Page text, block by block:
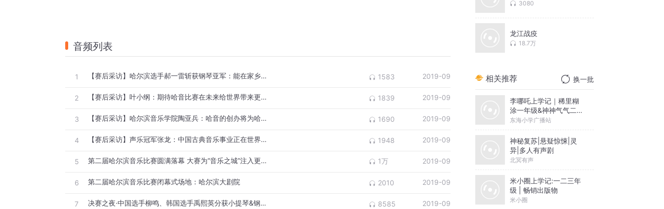
音频列表
1 【赛后采访】哈尔滨选手郝一雷斩获钢琴亚军：能在家乡参赛感到十分高兴 1583 2019-09
2 【赛后采访】叶小纲：期待哈音比赛在未来给世界带来更多的惊喜 1839 2019-09
3 【赛后采访】哈尔滨音乐学院陶亚兵：哈音的创办将为哈尔滨音乐之城的建设做出努力 1690 2019-09
4 【赛后采访】声乐冠军张龙：中国古典音乐事业正在世界范围内逐渐提升 1948 2019-09
5 第二届哈尔滨音乐比赛圆满落幕 大赛为“音乐之城”注入更强劲的“音乐基因” 1万 2019-09
6 第二届哈尔滨音乐比赛闭幕式场地：哈尔滨大剧院 2010 2019-09
7 决赛之夜·中国选手柳鸣、韩国选手禹熙英分获小提琴&钢琴组冠军！ 8585 2019-09
3080
龙江战疫
18.7万
相关推荐 换一批
李哪吒上学记｜稀里糊
涂一年级&神神气气二年
级
东海小学广播站
神秘复苏|悬疑惊悚|灵
异|多人有声剧
北冥有声
米小圈上学记:一二三年
级 | 畅销出版物
米小圈